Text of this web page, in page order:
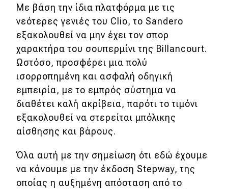
Με βάση την ίδια πλατφόρμα με τις
νεότερες γενιές του Clio, το Sandero
εξακολουθεί να μην έχει τον σπορ
χαρακτήρα του σουπερμίνι της Billancourt.
Ωστόσο, προσφέρει μια πολύ
ισορροπημένη και ασφαλή οδηγική
εμπειρία, με το εμπρός σύστημα να
διαθέτει καλή ακρίβεια, παρότι το τιμόνι
εξακολουθεί να στερείται μπόλικης
αίσθησης και βάρους.
Όλα αυτή με την σημείωση ότι εδώ έχουμε
να κάνουμε με την έκδοση Stepway, της
οποίας η αυξημένη απόσταση από το